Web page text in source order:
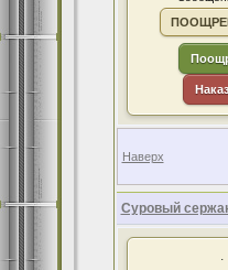
Наверх
Суровый
.